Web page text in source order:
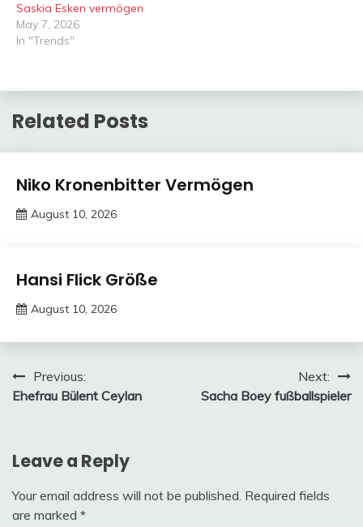
Saskia Esken vermögen
May 7, 2026
In "Trends"
Related Posts
Trends
Niko Kronenbitter Vermögen
August 10, 2026
Trends
Hansi Flick Größe
August 10, 2026
Post
navigation
Previous:
Ehefrau Bülent Ceylan
Next:
Sacha Boey fußballspieler
Leave a Reply
Your email address will not be published. Required fields
are marked *